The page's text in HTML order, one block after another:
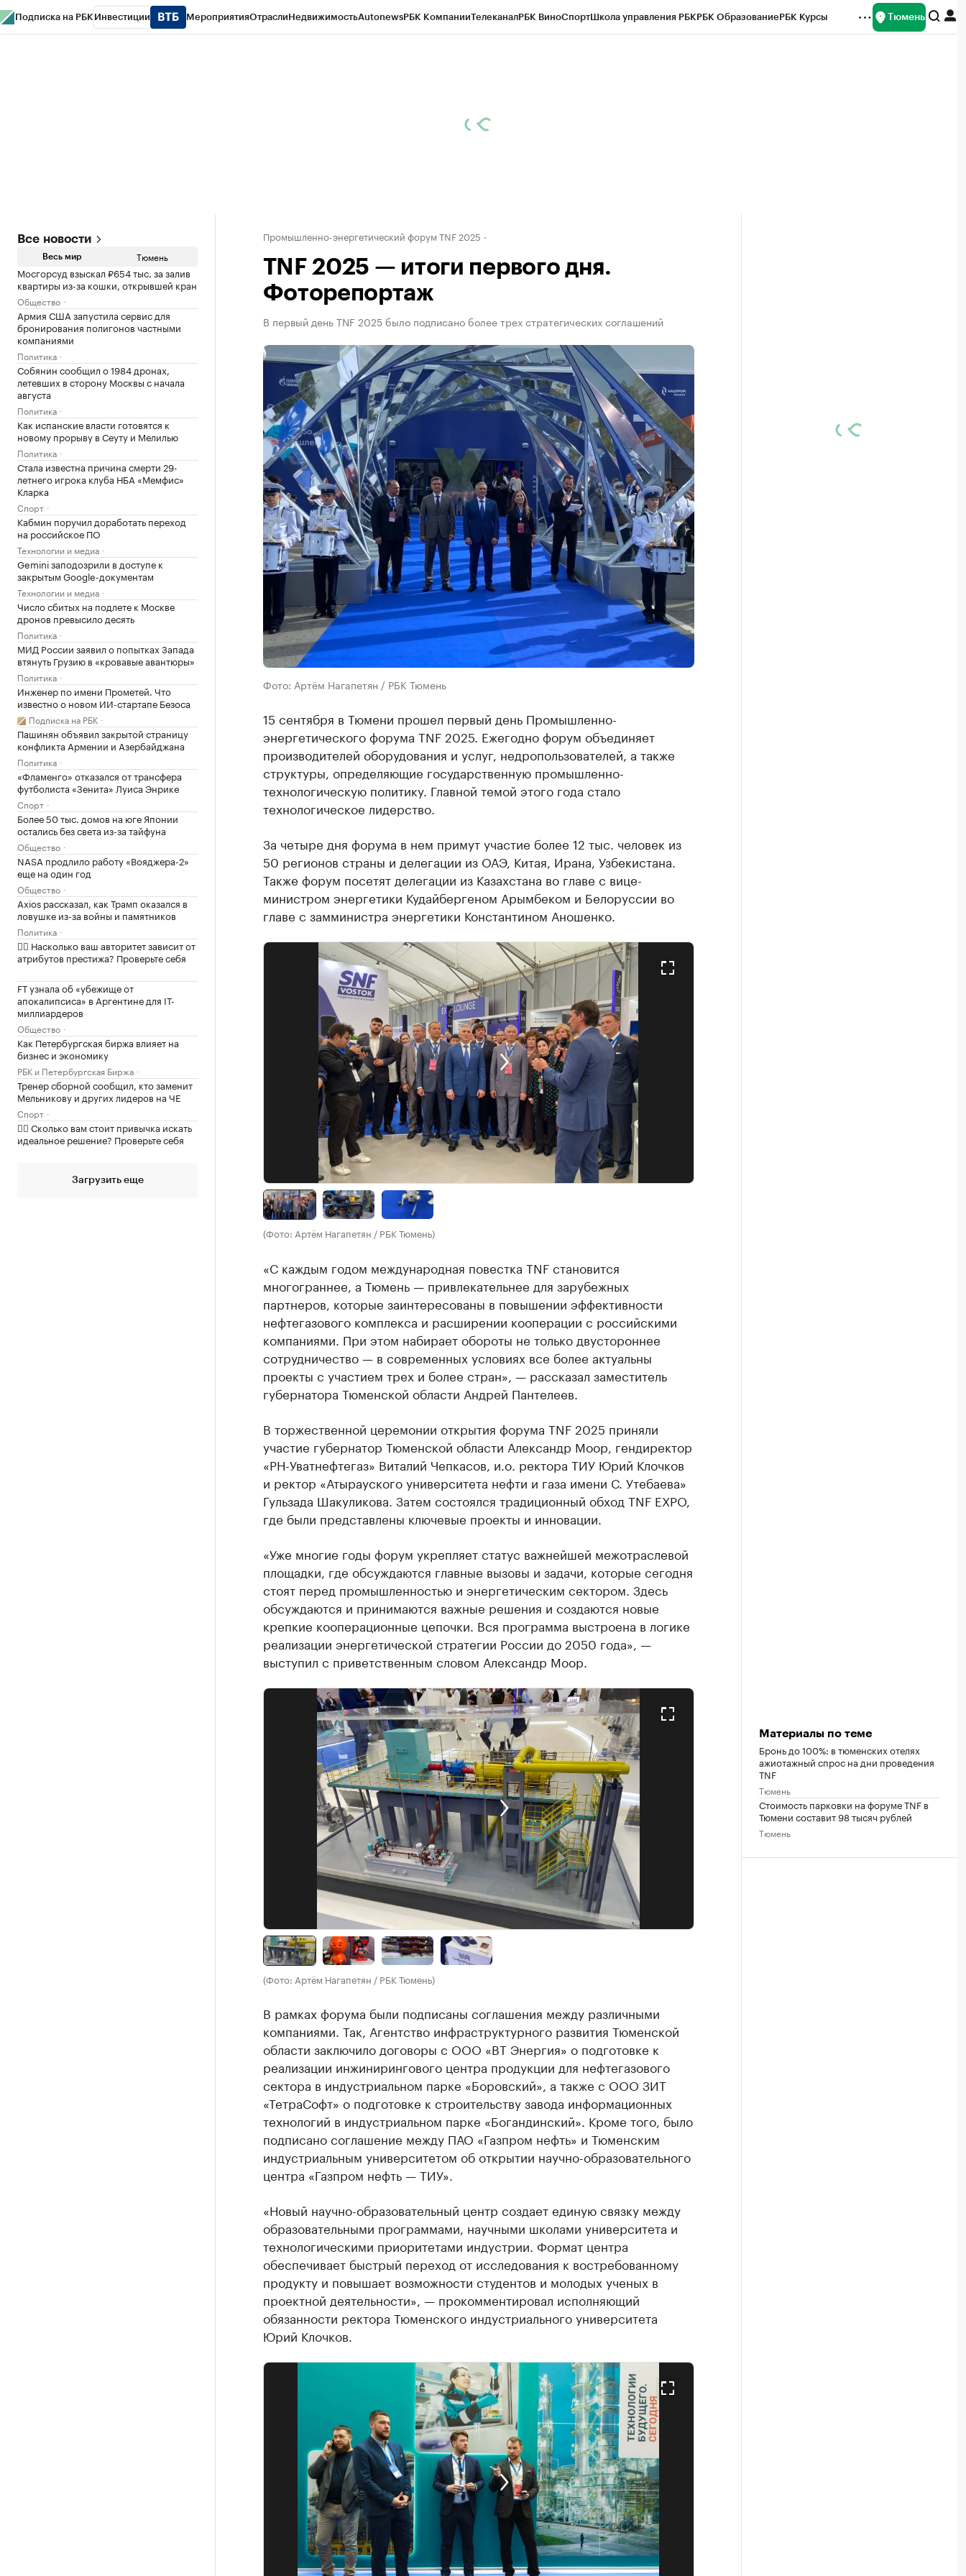
Подписка на РБК Инвестиции МероприятияОтраслиНедвижимостьAutonewsРБК КомпанииТелеканалРБК ВиноСпортШкола управления РБКРБК ОбразованиеРБК Курсы Тюмень
Все новости
Весь мир Тюмень
Мосгорсуд взыскал ₽654 тыс. за залив
квартиры из-за кошки, открывшей кран
Общество
Армия США запустила сервис для
бронирования полигонов частными
компаниями
Политика
Собянин сообщил о 1984 дронах,
летевших в сторону Москвы с начала
августа
Политика
Как испанские власти готовятся к
новому прорыву в Сеуту и Мелилью
Политика
Стала известна причина смерти 29-
летнего игрока клуба НБА «Мемфис»
Кларка
Спорт
Кабмин поручил доработать переход
на российское ПО
Технологии и медиа
Gemini заподозрили в доступе к
закрытым Google-документам
Технологии и медиа
Число сбитых на подлете к Москве
дронов превысило десять
Политика
МИД России заявил о попытках Запада
втянуть Грузию в «кровавые авантюры»
Политика
Инженер по имени Прометей. Что
известно о новом ИИ-стартапе Безоса
Подписка на РБК
Пашинян объявил закрытой страницу
конфликта Армении и Азербайджана
Политика
«Фламенго» отказался от трансфера
футболиста «Зенита» Луиса Энрике
Спорт
Более 50 тыс. домов на юге Японии
остались без света из-за тайфуна
Общество
NASA продлило работу «Вояджера-2»
еще на один год
Общество
Axios рассказал, как Трамп оказался в
ловушке из-за войны и памятников
Политика
✍🏻 Насколько ваш авторитет зависит от
атрибутов престижа? Проверьте себя
FT узнала об «убежище от
апокалипсиса» в Аргентине для IT-
миллиардеров
Общество
Как Петербургская биржа влияет на
бизнес и экономику
РБК и Петербургская Биржа
Тренер сборной сообщил, кто заменит
Мельникову и других лидеров на ЧЕ
Спорт
✍🏻 Сколько вам стоит привычка искать
идеальное решение? Проверьте себя
Загрузить еще
Промышленно-энергетический форум TNF 2025
TNF 2025 — итоги первого дня.
Фоторепортаж
В первый день TNF 2025 было подписано более трех стратегических соглашений
Фото: Артём Нагапетян / РБК Тюмень
15 сентября в Тюмени прошел первый день Промышленно-
энергетического форума TNF 2025. Ежегодно форум объединяет
производителей оборудования и услуг, недропользователей, а также
структуры, определяющие государственную промышленно-
технологическую политику. Главной темой этого года стало
технологическое лидерство.
За четыре дня форума в нем примут участие более 12 тыс. человек из
50 регионов страны и делегации из ОАЭ, Китая, Ирана, Узбекистана.
Также форум посетят делегации из Казахстана во главе с вице-
министром энергетики Кудайбергеном Арымбеком и Белоруссии во
главе с замминистра энергетики Константином Аношенко.
(Фото: Артём Нагапетян / РБК Тюмень)
«С каждым годом международная повестка TNF становится
многограннее, а Тюмень — привлекательнее для зарубежных
партнеров, которые заинтересованы в повышении эффективности
нефтегазового комплекса и расширении кооперации с российскими
компаниями. При этом набирает обороты не только двустороннее
сотрудничество — в современных условиях все более актуальны
проекты с участием трех и более стран», — рассказал заместитель
губернатора Тюменской области Андрей Пантелеев.
В торжественной церемонии открытия форума TNF 2025 приняли
участие губернатор Тюменской области Александр Моор, гендиректор
«РН-Уватнефтегаз» Виталий Чепкасов, и.о. ректора ТИУ Юрий Клочков
и ректор «Атырауского университета нефти и газа имени С. Утебаева»
Гульзада Шакуликова. Затем состоялся традиционный обход TNF EXPO,
где были представлены ключевые проекты и инновации.
«Уже многие годы форум укрепляет статус важнейшей межотраслевой
площадки, где обсуждаются главные вызовы и задачи, которые сегодня
стоят перед промышленностью и энергетическим сектором. Здесь
обсуждаются и принимаются важные решения и создаются новые
крепкие кооперационные цепочки. Вся программа выстроена в логике
реализации энергетической стратегии России до 2050 года», —
выступил с приветственным словом Александр Моор.
(Фото: Артём Нагапетян / РБК Тюмень)
В рамках форума были подписаны соглашения между различными
компаниями. Так, Агентство инфраструктурного развития Тюменской
области заключило договоры с ООО «ВТ Энергия» о подготовке к
реализации инжинирингового центра продукции для нефтегазового
сектора в индустриальном парке «Боровский», а также с ООО ЗИТ
«ТетраСофт» о подготовке к строительству завода информационных
технологий в индустриальном парке «Богандинский». Кроме того, было
подписано соглашение между ПАО «Газпром нефть» и Тюменским
индустриальным университетом об открытии научно-образовательного
центра «Газпром нефть — ТИУ».
«Новый научно-образовательный центр создает единую связку между
образовательными программами, научными школами университета и
технологическими приоритетами индустрии. Формат центра
обеспечивает быстрый переход от исследования к востребованному
продукту и повышает возможности студентов и молодых ученых в
проектной деятельности», — прокомментировал исполняющий
обязанности ректора Тюменского индустриального университета
Юрий Клочков.
Материалы по теме
Бронь до 100%: в тюменских отелях
ажиотажный спрос на дни проведения
TNF
Тюмень
Стоимость парковки на форуме TNF в
Тюмени составит 98 тысяч рублей
Тюмень